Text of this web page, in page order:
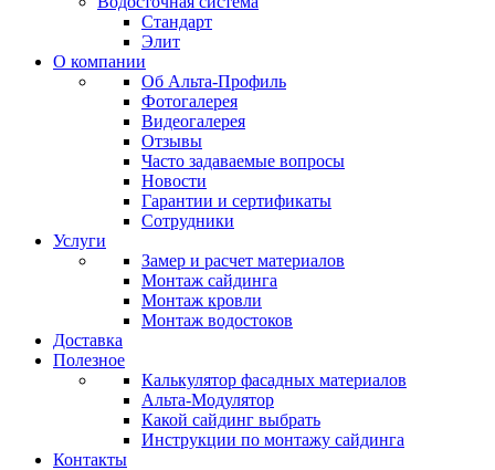
Стандарт
Элит
О компании
Об Альта-Профиль
Фотогалерея
Видеогалерея
Отзывы
Часто задаваемые вопросы
Новости
Гарантии и сертификаты
Сотрудники
Услуги
Замер и расчет материалов
Монтаж сайдинга
Монтаж кровли
Монтаж водостоков
Доставка
Полезное
Калькулятор фасадных материалов
Альта-Модулятор
Какой сайдинг выбрать
Инструкции по монтажу сайдинга
Контакты